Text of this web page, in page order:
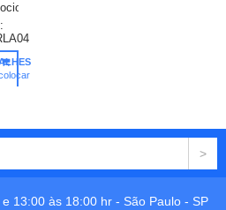
13:00 às 18:00 hr - São Paulo - SP